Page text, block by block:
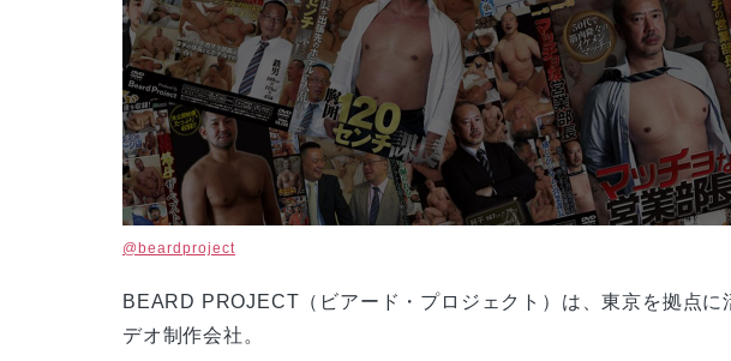
@beardproject
BEARD PROJECT（ビアード・プロジェクト）は、東京を拠点に
デオ制作会社。